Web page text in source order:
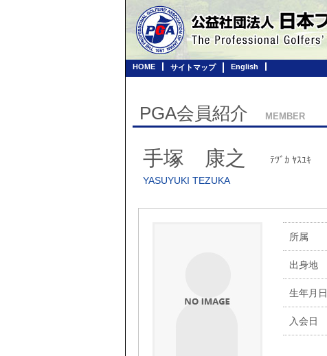
HOME サイトマップ English
PGA会員紹介 MEMBER
手塚 康之
ﾃﾂﾞｶ ﾔｽﾕｷ
YASUYUKI TEZUKA
所属
出身地
生年月日
入会日